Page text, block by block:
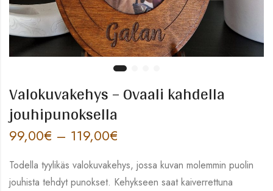
Valokuvakehys – Ovaali kahdella
jouhipunoksella
99,00€ – 119,00€
Todella tyylikäs valokuvakehys, jossa kuvan molemmin puolin
jouhista tehdyt punokset. Kehykseen saat kaiverrettuna